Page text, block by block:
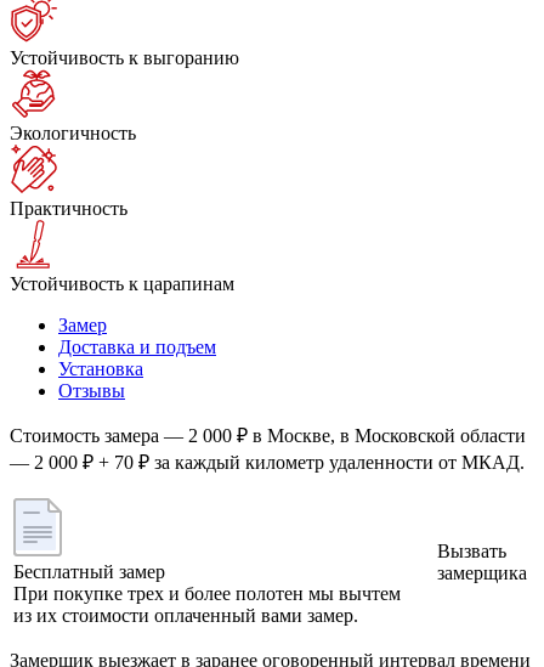
Устойчивость к выгоранию
Экологичность
Практичность
Устойчивость к царапинам
Замер
Доставка и подъем
Установка
Отзывы
Стоимость замера — 2 000 ₽ в Москве, в Московской области
— 2 000 ₽ + 70 ₽ за каждый километр удаленности от МКАД.
Бесплатный замер
При покупке трех и более полотен мы вычтем
из их стоимости оплаченный вами замер.
Вызвать
замерщика
Замерщик выезжает в заранее оговоренный интервал времени